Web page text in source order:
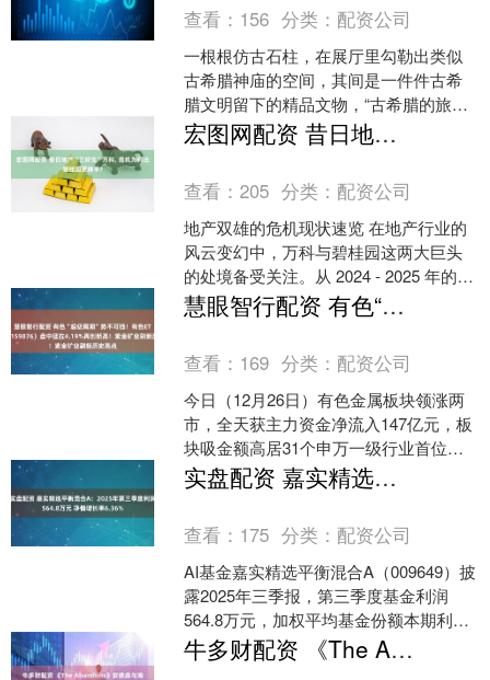
查看： 156 分类： 配资公司
一根根仿古石柱，在展厅里勾勒出类似
古希腊神庙的空间，其间是一件件古希
腊文明留下的精品文物，“古希腊的旅
程”展览1月30日在杭州市余杭区良渚博物
院开幕，向中国观众....
宏图网配资 昔日地产“三好生”万科, 危机为何比碧桂园更棘手?
查看：205 分类： 配资公司
地产双雄的危机现状速览 在地产行业的
风云变幻中，万科与碧桂园这两大巨头
的处境备受关注。从 2024 - 2025 年的数
据来看，两者均深陷危机泥潭 。2024 ....
慧眼智行配资 有色“超级周期”势不可挡！有色ETF华宝（159876）盘中猛拉4.19%再创新高！紫金矿业刷新历史高点
查看： 169 分类： 配资公司
今日（12月26日）有色金属板块领涨两
市，全天获主力资金净流入147亿元，板
块吸金额高居31个申万一级行业首位！
热门ETF方面，揽尽有色金属行业龙头的
有色ETF....
实盘配资 嘉实精选平衡混合A：2025年第三季度利润564.8万元 净值增长率6.36%
查看： 175 分类： 配资公司
AI基金嘉实精选平衡混合A（009649）披
露2025年三季报，第三季度基金利润
564.8万元，加权平均基金份额本期利润
0.0827元。报告期内，基金净值增长
率....
牛多财配资 《The Abandons》安德森与海蒂在西部剧场的激烈对决与惊心结局